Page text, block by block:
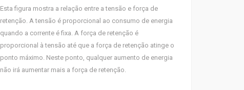
Esta figura mostra a relação entre a tensão e força de
retenção. A tensão é proporcional ao consumo de energia
quando a corrente é fixa. A força de retenção é
proporcional à tensão até que a força de retenção atinge o
ponto máximo. Neste ponto, qualquer aumento de energia
não irá aumentar mais a força de retenção.